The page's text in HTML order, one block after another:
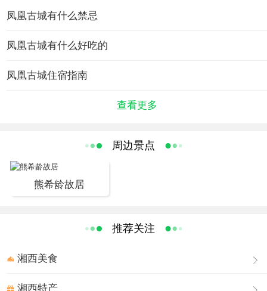
每车在50~150元之间。
淌，城外有南华山国家森林公园，城下艺术宫殿奇梁洞，
仅风景优美，且人杰地灵，名贤辈出。为了维护民族尊严
海浴血抗英，万古流芳的民族英雄郑国鸿；民国第一任民
黄永玉。 凤凰古城---远去的家园，梦里的故乡，古老而神
在凤凰古城，土特产有血粑鸭、枞菌油、苗族花带、土家
织锦、尖栗、板栗、金香柚、蜜桔、葛粉、银杏、穿山
甲、娃娃鱼、“米良一号”猕猴桃、野生罐罐菌、凤凰古城姜
凤凰古城有什么禁忌
凤凰古城有什么好吃的
凤凰古城住宿指南
查看更多
周边景点
熊希龄故居
推荐关注
湘西美食
湘西特产